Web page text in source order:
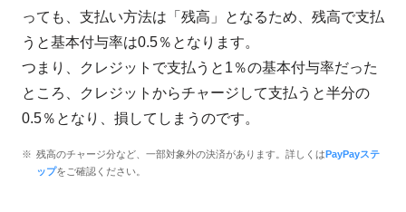
っても、支払い方法は「残高」となるため、残高で支払
うと基本付与率は0.5％となります。
つまり、クレジットで支払うと1％の基本付与率だった
ところ、クレジットからチャージして支払うと半分の
0.5％となり、損してしまうのです。
残高のチャージ分など、一部対象外の決済があります。詳しくはPayPayステ
ップをご確認ください。